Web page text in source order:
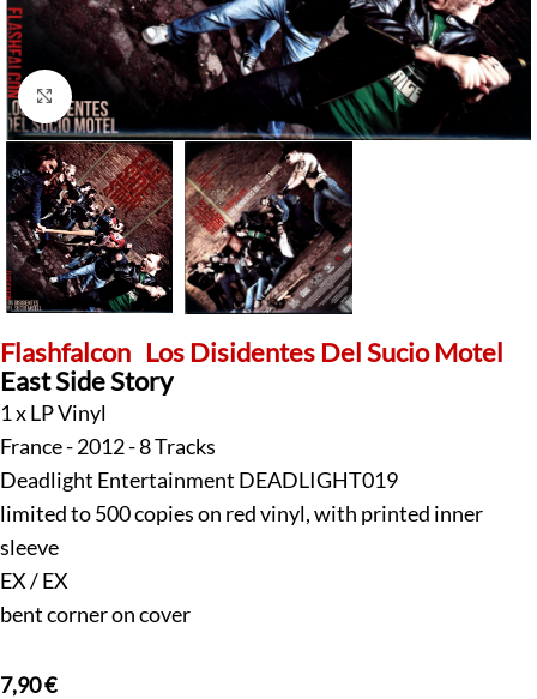
Klick zum Vergrößern
Flashfalcon Los Disidentes Del Sucio Motel
East Side Story
1 x LP Vinyl
France - 2012 - 8 Tracks
Deadlight Entertainment DEADLIGHT019
limited to 500 copies on red vinyl, with printed inner
sleeve
EX / EX
bent corner on cover
7,90€